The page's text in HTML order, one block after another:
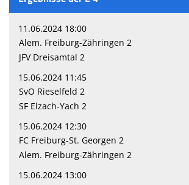
11.06.2024 18:00
Alem. Freiburg-Zähringen 2
JFV Dreisamtal 2
15.06.2024 11:45
SvO Rieselfeld 2
SF Elzach-Yach 2
15.06.2024 12:30
FC Freiburg-St. Georgen 2
Alem. Freiburg-Zähringen 2
15.06.2024 13:00